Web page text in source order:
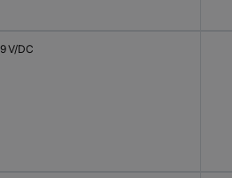
9 V/DC